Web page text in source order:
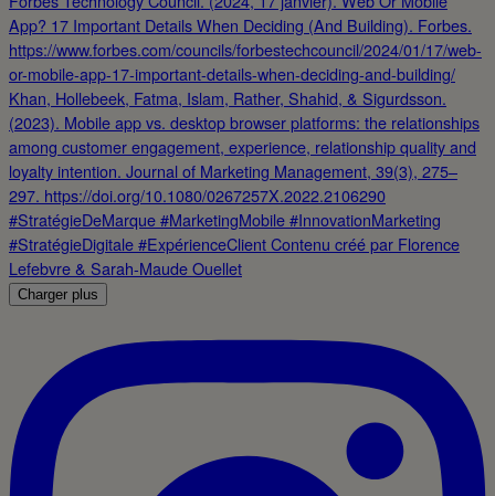
Charger plus